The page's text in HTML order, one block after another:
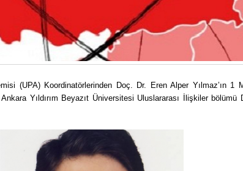
(UPA) Koordinatörlerinden Doç. Dr. Eren Alper Yılmaz’ın 1
Yıldırım Beyazıt Üniversitesi Uluslararası İlişkiler bölümü